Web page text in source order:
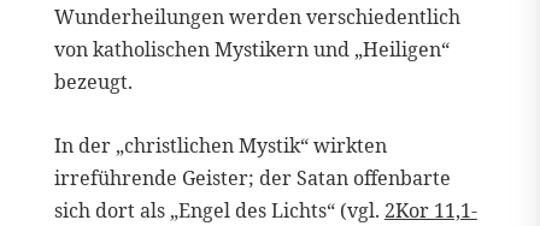
Wunderheilungen werden verschiedentlich
von katholischen Mystikern und „Heiligen“
bezeugt.
In der „christlichen Mystik“ wirkten
irreführende Geister; der Satan offenbarte
sich dort als „Engel des Lichts“ (vgl. 2Kor 11,1-